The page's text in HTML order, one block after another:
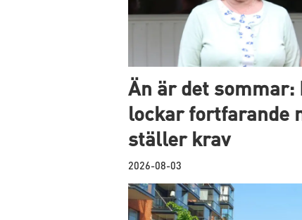
Än är det sommar:
lockar fortfarande
ställer krav
2026-08-03